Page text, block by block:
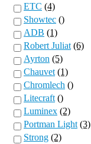
ETC (4)
Showtec ()
ADB (1)
Robert Juliat (6)
Ayrton (5)
Chauvet (1)
Chromlech ()
Litecraft ()
Luminex (2)
Portman Light (3)
Strong (2)